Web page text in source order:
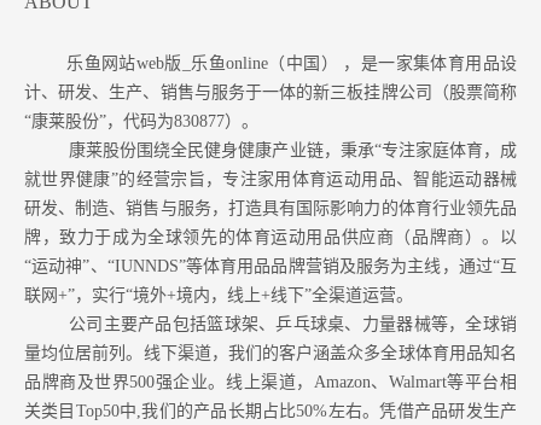
乐鱼网站web版_乐鱼online（中国） ，是一家集体育用品设
计、研发、生产、销售与服务于一体的新三板挂牌公司（股票简称
“康莱股份”，代码为830877）。
康莱股份围绕全民健身健康产业链，秉承“专注家庭体育，成
就世界健康”的经营宗旨，专注家用体育运动用品、智能运动器械
研发、制造、销售与服务，打造具有国际影响力的体育行业领先品
牌，致力于成为全球领先的体育运动用品供应商（品牌商）。以
“运动神”、“IUNNDS”等体育用品品牌营销及服务为主线，通过“互
联网+”，实行“境外+境内，线上+线下”全渠道运营。
公司主要产品包括篮球架、乒乓球桌、力量器械等，全球销
量均位居前列。 线下渠道，我们的客户涵盖众多全球体育用品知名
品牌商及世界500强企业。 线上渠道，Amazon、Walmart等平台相
关类目Top50中,我们的产品长期占比50%左右。凭借产品研发生产